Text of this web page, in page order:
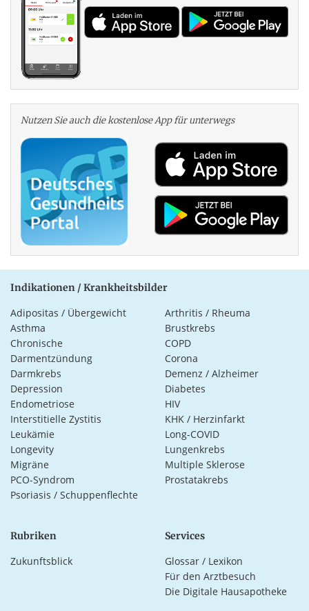
Nutzen Sie auch die kosten­lose App für unterwegs
Indikationen / Krankheitsbilder
Adipositas / Übergewicht
Arthritis / Rheuma
Asthma
Brustkrebs
Chronische
Darmentzündung
COPD
Corona
Darmkrebs
Demenz / Alzheimer
Depression
Diabetes
Endometriose
HIV
Interstitielle Zystitis
KHK / Herzinfarkt
Leukämie
Long-COVID
Longevity
Lungenkrebs
Migräne
Multiple Sklerose
PCO-Syndrom
Prostatakrebs
Psoriasis / Schuppenflechte
Rubriken
Zukunftsblick
Services
Glossar / Lexikon
Für den Arztbesuch
Die Digitale Hausapotheke